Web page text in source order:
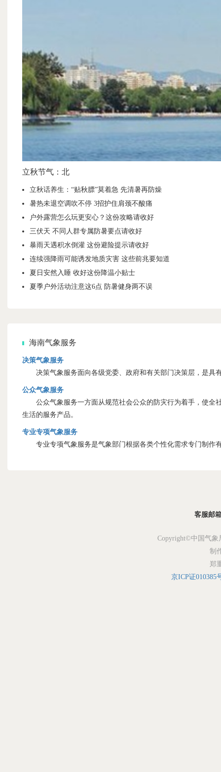
立秋节气：北
立秋话养生：“贴秋膘”莫着急 先清暑再防燥
暑热未退空调吹不停 3招护住肩颈不酸痛
户外露营怎么玩更安心？这份攻略请收好
三伏天 不同人群专属防暑要点请收好
暴雨天遇积水倒灌 这份避险提示请收好
连续强降雨可能诱发地质灾害 这些前兆要知道
夏日安然入睡 收好这份降温小贴士
夏季户外活动注意这6点 防暑健身两不误
海南气象服务
决策气象服务
决策气象服务面向各级党委、政府和有关部门决策层，是具
公众气象服务
公众气象服务一方面从规范社会公众的防灾行为着手，使全
生活的服务产品。
专业专项气象服务
专业专项气象服务是气象部门根据各类个性化需求专门制作
客服邮
Copyright©中国气象
制
郑
京ICP证010385